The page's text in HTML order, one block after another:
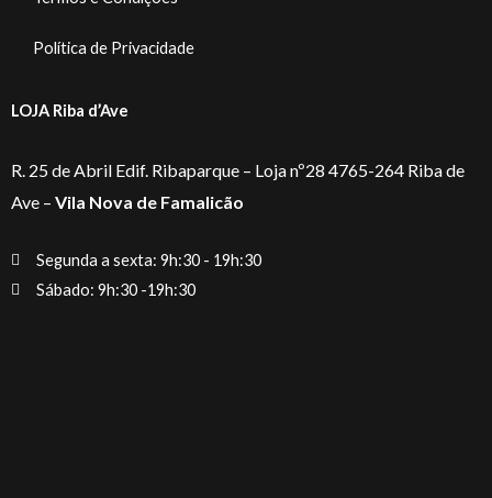
Política de Privacidade
LOJA Riba d’Ave
R. 25 de Abril Edif. Ribaparque – Loja nº28 4765-264 Riba de
Ave – Vila Nova de Famalicão
Segunda a sexta: 9h:30 - 19h:30
Sábado: 9h:30 -19h:30